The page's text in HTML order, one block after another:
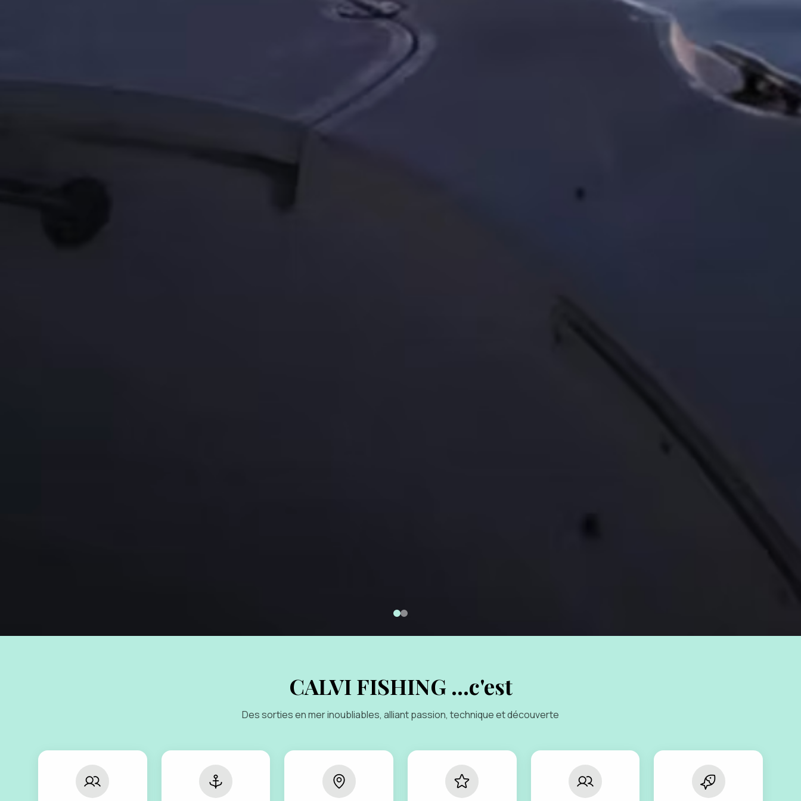
CALVI FISHING ...c'est
Des sorties en mer inoubliables, alliant passion, technique et découverte